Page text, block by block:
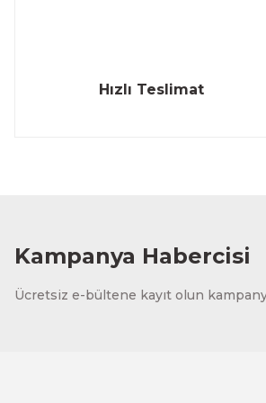
Hızlı Teslimat
Kampanya Habercisi
Ücretsiz e-bültene kayıt olun